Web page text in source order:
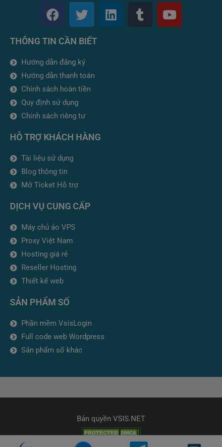
F
a
e
b
o
o
k
T
w
t
t
e
r
L
i
T
u
Y
o
THÔNG TIN CẦN BIẾT
Hướng dẫn đăng ký
Hướng dẫn thanh toán
Chính sách hoàn tiền
Quy định sử dụng
Chính sách riêng tư
HỖ TRỢ KHÁCH HÀNG
Tài liệu sử dụng
Blog thông tin
Mở Ticket Hỗ trợ
DỊCH VỤ CUNG CẤP
Máy chủ ảo VPS
Proxy Việt Nam
Hosting giá rẻ
Reseller Hosting
Thiết kế web
SẢN PHẨM SỐ
Phần mềm VsisLogin
Full code web Wordpress
Sản phẩm số khác
Bản quyền VSIS.NET